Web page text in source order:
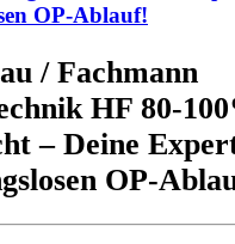
OP-Ablauf!
/ Fachmann
HF 80-
– Deine
OP-